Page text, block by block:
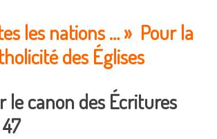
les nations … » Pour la
des Églises
le canon des Écritures